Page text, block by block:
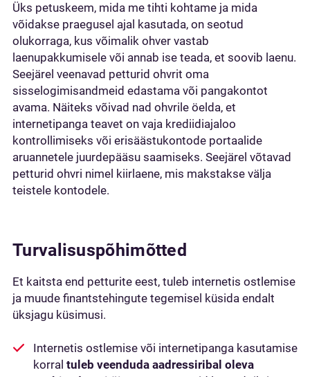
Üks petuskeem, mida me tihti kohtame ja mida
võidakse praegusel ajal kasutada, on seotud
olukorraga, kus võimalik ohver vastab
laenupakkumisele või annab ise teada, et soovib laenu.
Seejärel veenavad petturid ohvrit oma
sisselogimisandmeid edastama või pangakontot
avama. Näiteks võivad nad ohvrile öelda, et
internetipanga teavet on vaja krediidiajaloo
kontrollimiseks või erisäästukontode portaalide
aruannetele juurdepääsu saamiseks. Seejärel võtavad
petturid ohvri nimel kiirlaene, mis makstakse välja
teistele kontodele.
Turvalisuspõhimõtted
Et kaitsta end petturite eest, tuleb internetis ostlemise
ja muude finantstehingute tegemisel küsida endalt
üksjagu küsimusi.
Internetis ostlemise või internetipanga kasutamise
korral tuleb veenduda aadressiribal oleva